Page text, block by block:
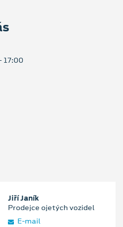
17:00
Jiří Janík
Prodejce ojetých vozidel
E‑mail